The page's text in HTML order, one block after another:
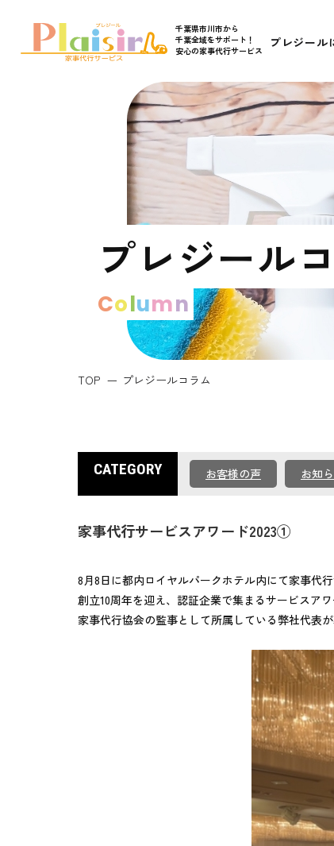
千葉県市川市から
千葉全域をサポート！
安心の家事代行サービス
プレジール
プレジール
Column
TOP プレジールコラム
CATEGORY お客様の声 お知
家事代行サービスアワード2023①
8月8日に都内ロイヤルパークホテル内にて家事代
創立10周年を迎え、認証企業で集まるサービスアワ
家事代行協会の監事として所属している弊社代表